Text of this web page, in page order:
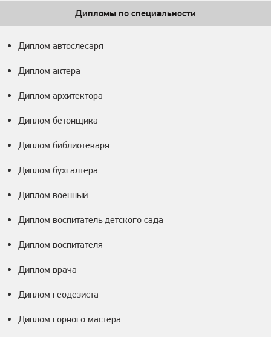
Дипломы по специальности
Диплом автослесаря
Диплом актера
Диплом архитектора
Диплом бетонщика
Диплом библиотекаря
Диплом бухгалтера
Диплом военный
Диплом воспитатель детского сада
Диплом воспитателя
Диплом врача
Диплом геодезиста
Диплом горного мастера